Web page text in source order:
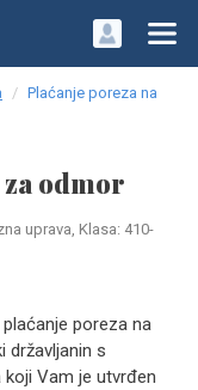
Plaćanje poreza na
odmor
uprava, Klasa: 410-
poreza na
državljanin s
Vam je utvrđen